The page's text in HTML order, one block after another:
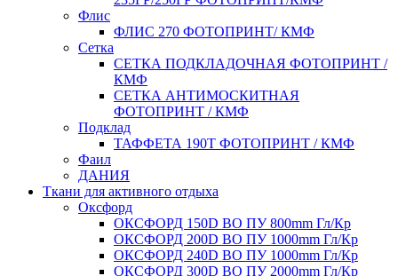
Флис
ФЛИС 270 ФОТОПРИНТ/ КМФ
Сетка
СЕТКА ПОДКЛАДОЧНАЯ ФОТОПРИНТ /
КМФ
СЕТКА АНТИМОСКИТНАЯ
ФОТОПРИНТ / КМФ
Подклад
ТАФФЕТА 190Т ФОТОПРИНТ / КМФ
Фаил
ДАНИЯ
Ткани для активного отдыха
Оксфорд
ОКСФОРД 150D ВО ПУ 800mm Гл/Кр
ОКСФОРД 200D ВО ПУ 1000mm Гл/Кр
ОКСФОРД 240D ВО ПУ 1000mm Гл/Кр
ОКСФОРД 300D ВО ПУ 2000mm Гл/Кр